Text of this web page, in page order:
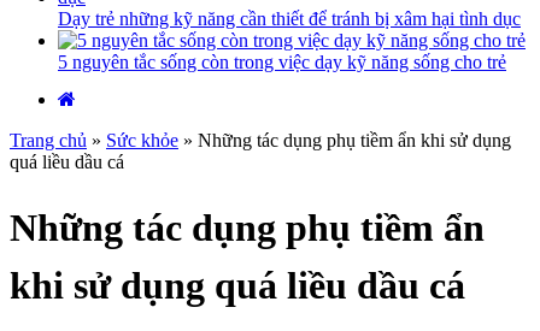
Dạy trẻ những kỹ năng cần thiết để tránh bị xâm hại tình dục
5 nguyên tắc sống còn trong việc dạy kỹ năng sống cho trẻ
Trang chủ » Sức khỏe » Những tác dụng phụ tiềm ẩn khi sử dụng
quá liều dầu cá
Những tác dụng phụ tiềm ẩn
khi sử dụng quá liều dầu cá